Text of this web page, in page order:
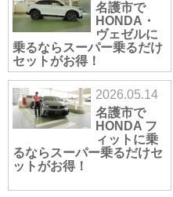
名護市で
HONDA・
ヴェゼルに
乗るならスーパー乗るだけ
セットがお得！
2026.05.14
名護市で
HONDA フ
ィットに乗
るならスーパー乗るだけセ
ットがお得！